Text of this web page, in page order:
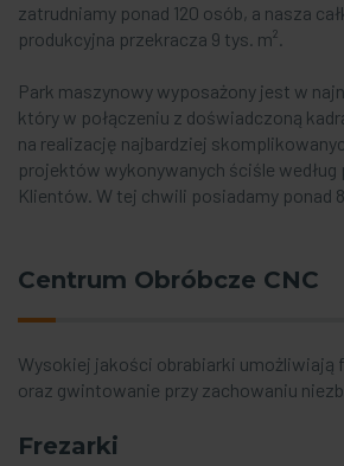
zatrudniamy ponad 120 osób, a nasza
produkcyjna przekracza 9 tys. m².
Park maszynowy wyposażony jest w
który w połączeniu z doświadczoną
na realizację najbardziej
projektów wykonywanych ściśle według
Klientów. W tej chwili posiadamy ponad
Centrum Obróbcze CNC
Wysokiej jakości obrabiarki umożliwiają
oraz gwintowanie przy zachowaniu
Frezarki